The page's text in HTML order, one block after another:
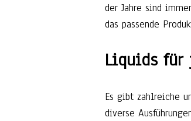
der Jahre sind
das passende
Liquids für
Es gibt zahlreiche
diverse